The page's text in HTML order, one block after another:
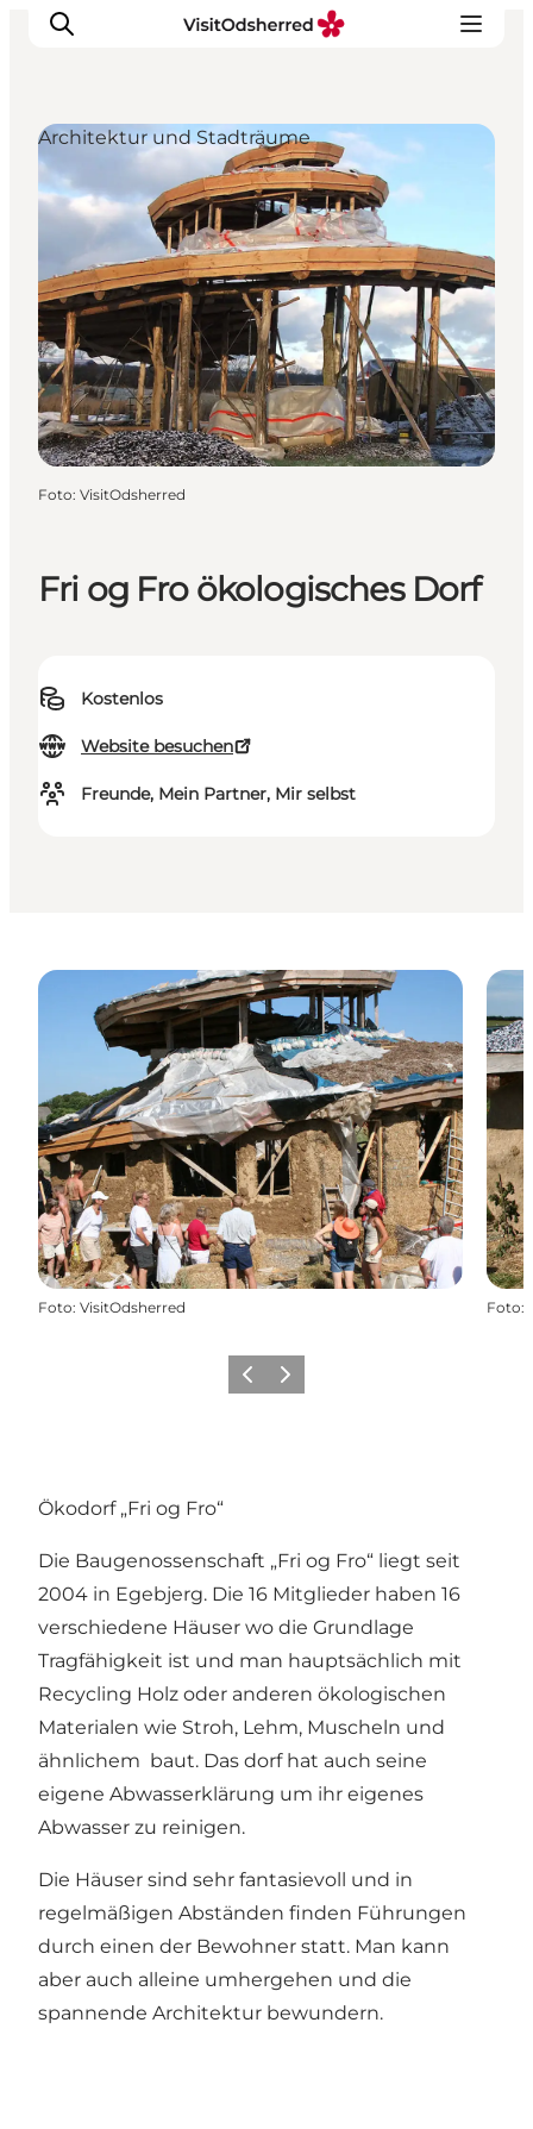
Events
Erlebnisse
Essen
Unterkünfte
Nützliches
Fri og Fro ökologisches Dorf
Kostenlos
Website besuchen
Freunde, Mein Partner, Mir selbst
Architektur und Stadträume
Foto: VisitOdsherred
Foto: VisitOdsherred Foto:
Vorherige Folie
Nächste Folie
Ökodorf „Fri og Fro“
Die Baugenossenschaft „Fri og Fro“ liegt seit
2004 in Egebjerg. Die 16 Mitglieder haben 16
verschiedene Häuser wo die Grundlage
Tragfähigkeit ist und man hauptsächlich mit
Recycling Holz oder anderen ökologischen
Materialen wie Stroh, Lehm, Muscheln und
ähnlichem baut. Das dorf hat auch seine
eigene Abwasserklärung um ihr eigenes
Abwasser zu reinigen.
Die Häuser sind sehr fantasievoll und in
regelmäßigen Abständen finden Führungen
durch einen der Bewohner statt. Man kann
aber auch alleine umhergehen und die
spannende Architektur bewundern.